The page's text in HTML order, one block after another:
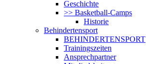
Geschichte
>> Basketball-Camps
Historie
Behindertensport
BEHINDERTENSPORT
Trainingszeiten
Ansprechpartner